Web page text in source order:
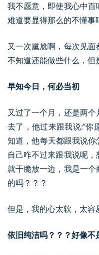
我不愿意，即使我心中百
难道要显得那么的不懂事
又一次尴尬啊，每次见面
不知道还能做些什么，但
早知今日，何必当初
又过了一个月，还是两
去了，他过来跟我说:“
知道，他每天都跟我说
自己咋不过来跟我说呢
就干脆放一边，我是一
的吗？？？
但是，我的心太软，太
依旧纯洁吗？？？好像不